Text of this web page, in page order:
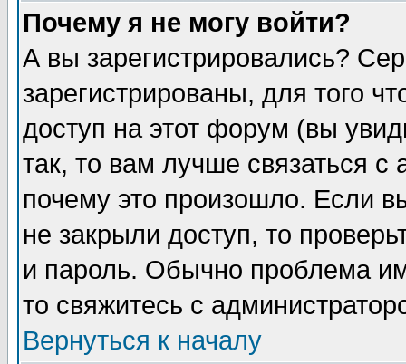
Почему я не могу войти?
А вы зарегистрировались?
зарегистрированы, для того
доступ на этот форум (вы
так, то вам лучше связаться
почему это произошло. Если
не закрыли доступ, то
и пароль. Обычно проблема
то свяжитесь с
Вернуться к началу